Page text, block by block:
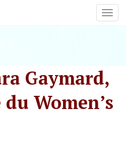
Gaymard,
Women’s